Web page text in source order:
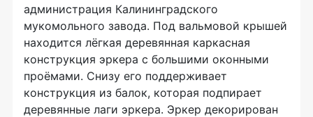
администрация Калининградского
мукомольного завода. Под вальмовой крышей
находится лёгкая деревянная каркасная
конструкция эркера с большими оконными
проёмами. Снизу его поддерживает
конструкция из балок, которая подпирает
деревянные лаги эркера. Эркер декорирован